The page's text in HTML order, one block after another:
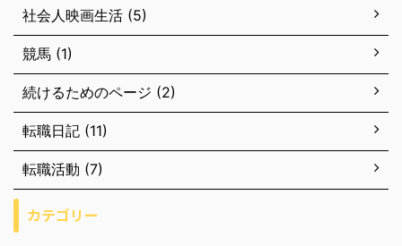
社会人映画生活 (5)
競馬 (1)
続けるためのページ (2)
転職日記 (11)
転職活動 (7)
カテゴリー